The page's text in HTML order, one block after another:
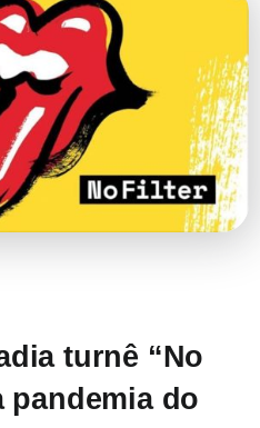
turnê “No
pandemia do